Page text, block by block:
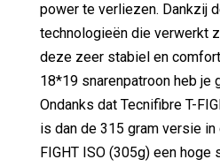
power te verliezen. Dankzij
technologieën die verwerkt
deze zeer stabiel en
18*19 snarenpatroon heb je
Ondanks dat Tecnifibre T-
is dan de 315 gram versie
FIGHT ISO (305g) een